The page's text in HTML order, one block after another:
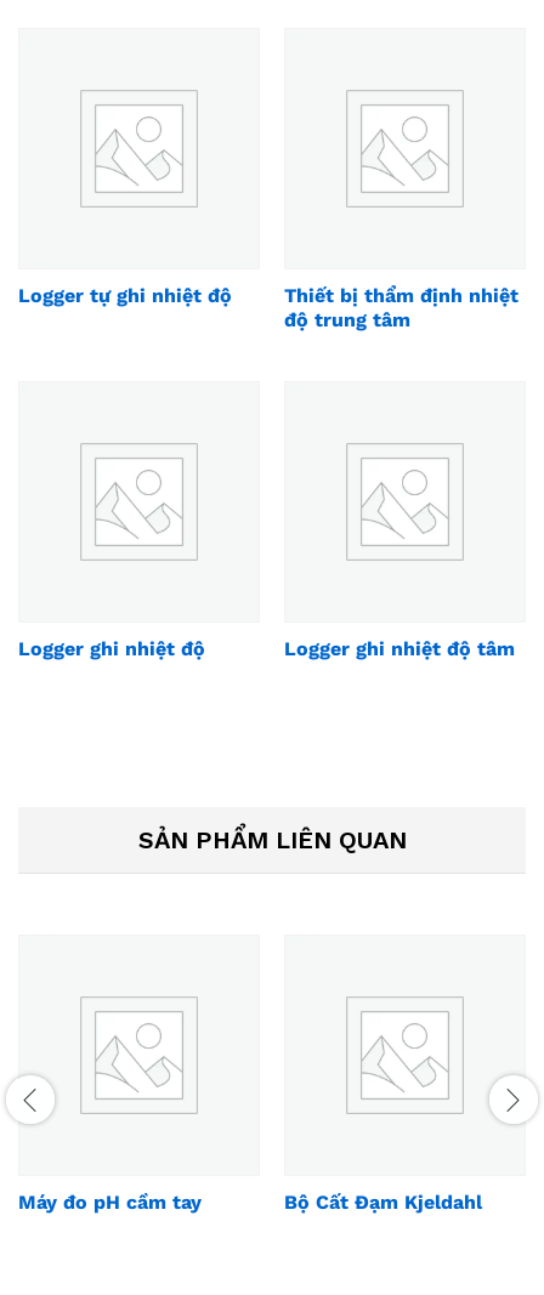
Logger tự ghi nhiệt độ
Thiết bị thẩm định nhiệt
độ trung tâm
Logger ghi nhiệt độ Logger ghi nhiệt độ tâm
SẢN PHẨM LIÊN QUAN
Máy đo pH cầm tay Bộ Cất Đạm Kjeldahl